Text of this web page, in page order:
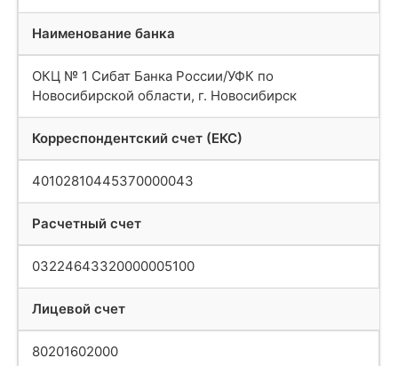
Наименование банка
ОКЦ № 1 Сибат Банка России/УФК по
Новосибирской области, г. Новосибирск
Корреспондентский счет (ЕКС)
40102810445370000043
Расчетный счет
03224643320000005100
Лицевой счет
80201602000